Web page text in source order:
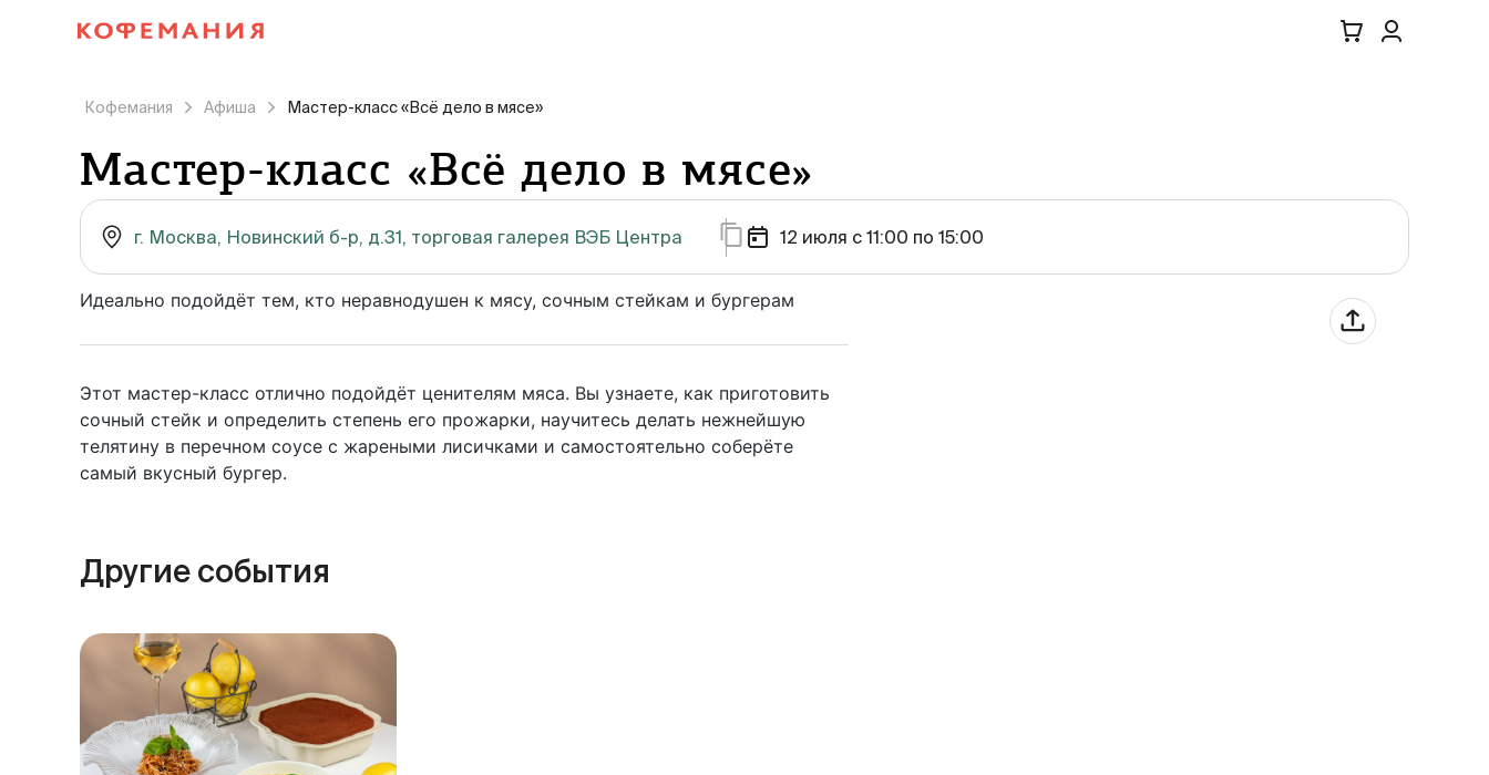
Кофемания Афиша Мастер-класс «Всё дело в мясе»
Мастер-класс «Всё дело в мясе»
г. Москва, Новинский б-р, д.31, торговая галерея ВЭБ Центра 12 июля c 11:00 по 15:00
Идеально подойдёт тем, кто неравнодушен к мясу, сочным стейкам и бургерам
Этот мастер-класс отлично подойдёт ценителям мяса. Вы узнаете, как приготовить
сочный стейк и определить степень его прожарки, научитесь делать нежнейшую
телятину в перечном соусе c жареными лисичками и самостоятельно соберёте
самый вкусный бургер.
Другие события